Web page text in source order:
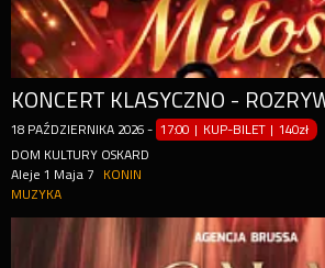
KONCERT KLASYCZNO -
18 PAŹDZIERNIKA 2026 - 17:00 | KUP-BILET |140zł
DOM KULTURY OSKARD
Aleje 1 Maja 7
KONIN
MUZYKA